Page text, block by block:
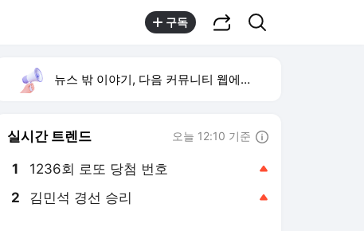
구독
뉴스 밖 이야기, 다음 커뮤니티 웹에서 보기
실시간 트렌드 오늘 12:10 기준
1 1236회 로또 당첨 번호
2 김민석 경선 승리